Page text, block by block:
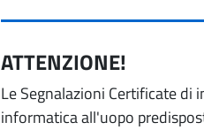
ATTENZIONE!
Le Segnalazioni Certificate
informatica all'uopo